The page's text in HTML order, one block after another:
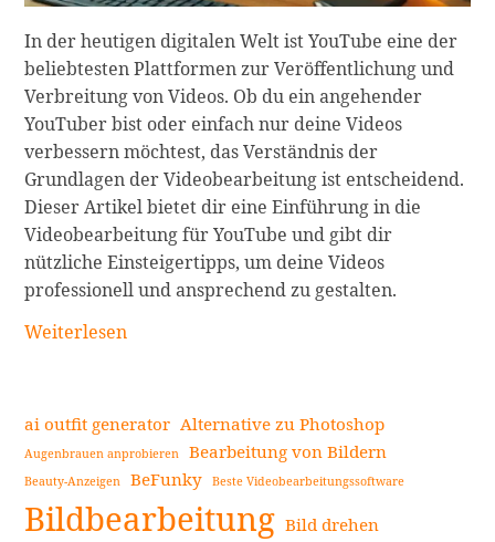
zur
Videobearbeitung
weiterlesen
In der heutigen digitalen Welt ist YouTube eine der
beliebtesten Plattformen zur Veröffentlichung und
Verbreitung von Videos. Ob du ein angehender
YouTuber bist oder einfach nur deine Videos
verbessern möchtest, das Verständnis der
Grundlagen der Videobearbeitung ist entscheidend.
Dieser Artikel bietet dir eine Einführung in die
Videobearbeitung für YouTube und gibt dir
nützliche Einsteigertipps, um deine Videos
professionell und ansprechend zu gestalten.
Grundlagen
für
YouTube
weiterlesen
Weiterlesen
Seitenleiste
ai outfit generator Alternative zu Photoshop
Augenbrauen anprobieren Bearbeitung von Bildern
Beauty-Anzeigen BeFunky Beste Videobearbeitungssoftware
Bildbearbeitung Bild drehen